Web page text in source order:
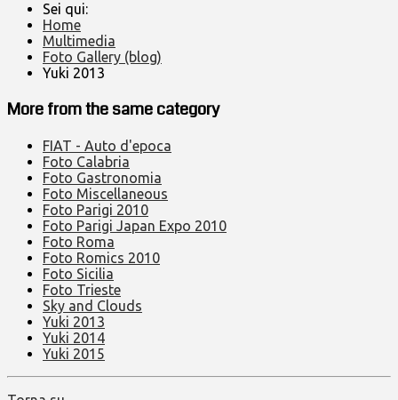
Sei qui:
Home
Multimedia
Foto Gallery (blog)
Yuki 2013
More from the same category
FIAT - Auto d'epoca
Foto Calabria
Foto Gastronomia
Foto Miscellaneous
Foto Parigi 2010
Foto Parigi Japan Expo 2010
Foto Roma
Foto Romics 2010
Foto Sicilia
Foto Trieste
Sky and Clouds
Yuki 2013
Yuki 2014
Yuki 2015